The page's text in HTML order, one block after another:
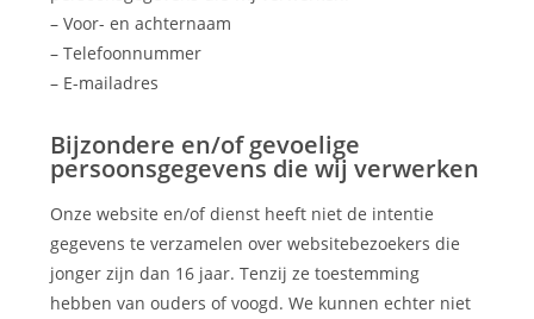
– Voor- en achternaam
– Telefoonnummer
– E-mailadres
Bijzondere en/of gevoelige
persoonsgegevens die wij verwerken
Onze website en/of dienst heeft niet de intentie
gegevens te verzamelen over websitebezoekers die
jonger zijn dan 16 jaar. Tenzij ze toestemming
hebben van ouders of voogd. We kunnen echter niet